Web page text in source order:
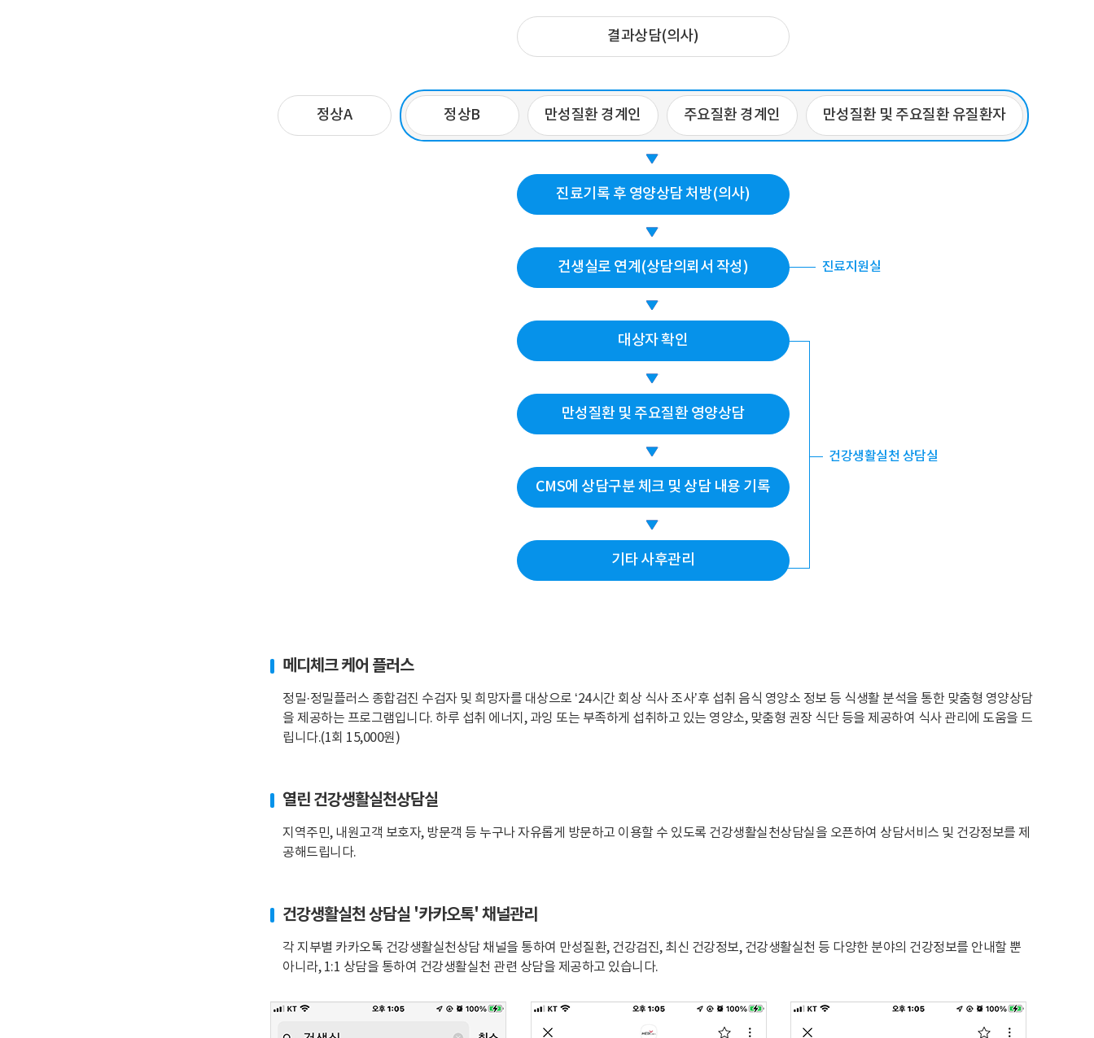
결과상담(의사)
정상A 정상B 만성질환 경계인 주요질환 경계인 만성질환 및 주요질환 유질환자
진료기록 후 영양상담 처방(의사)
건생실로 연계(상담의뢰서 작성) 진료지원실
대상자 확인
건강생활실천 상담실
만성질환 및 주요질환 영양상담
CMS에 상담구분 체크 및 상담 내용 기록
기타 사후관리
메디체크 케어 플러스
정밀·정밀플러스 종합검진 수검자 및 희망자를 대상으로 ‘24시간 회상 식사 조사’후 섭취 음식 영양소 정보 등 식생활 분석을 통한 맞춤형 영양상담
을 제공하는 프로그램입니다. 하루 섭취 에너지, 과잉 또는 부족하게 섭취하고 있는 영양소, 맞춤형 권장 식단 등을 제공하여 식사 관리에 도움을 드
립니다.(1회 15,000원)
열린 건강생활실천상담실
지역주민, 내원고객 보호자, 방문객 등 누구나 자유롭게 방문하고 이용할 수 있도록 건강생활실천상담실을 오픈하여 상담서비스 및 건강정보를 제
공해드립니다.
건강생활실천 상담실 '카카오톡' 채널관리
각 지부별 카카오톡 건강생활실천상담 채널을 통하여 만성질환, 건강검진, 최신 건강정보, 건강생활실천 등 다양한 분야의 건강정보를 안내할 뿐
아니라, 1:1 상담을 통하여 건강생활실천 관련 상담을 제공하고 있습니다.